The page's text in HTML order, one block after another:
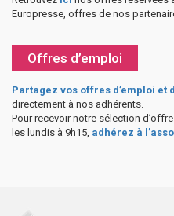
Europresse, offres de nos
Offres d’emploi
Partagez vos offres d’emploi et
directement à nos adhérents.
Pour recevoir notre sélection
les lundis à 9h15, adhérez à